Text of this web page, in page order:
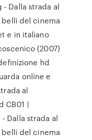
Dalla strada al
del cinema
e in italiano
(2007)
hd
online e
al
CB01 |
Dalla strada al
del cinema